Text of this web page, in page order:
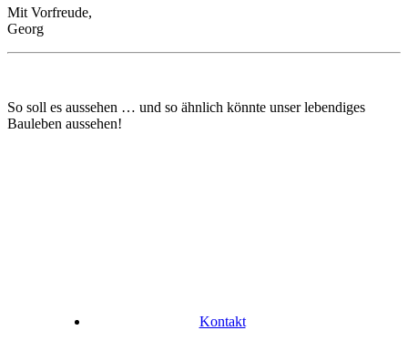
Mit Vorfreude,
Georg
So soll es aussehen … und so ähnlich könnte unser lebendiges
Bauleben aussehen!
Kontakt